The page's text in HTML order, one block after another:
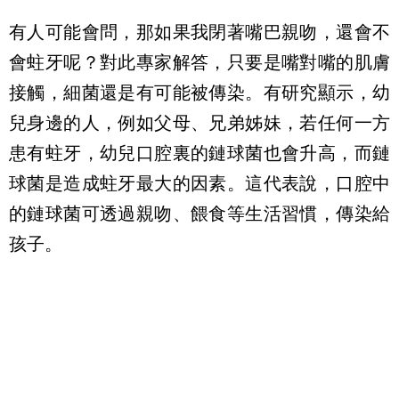
有人可能會問，那如果我閉著嘴巴親吻，還會不
會蛀牙呢？對此專家解答，只要是嘴對嘴的肌膚
接觸，細菌還是有可能被傳染。有研究顯示，幼
兒身邊的人，例如父母、兄弟姊妹，若任何一方
患有蛀牙，幼兒口腔裏的鏈球菌也會升高，而鏈
球菌是造成蛀牙最大的因素。這代表說，口腔中
的鏈球菌可透過親吻、餵食等生活習慣，傳染給
孩子。